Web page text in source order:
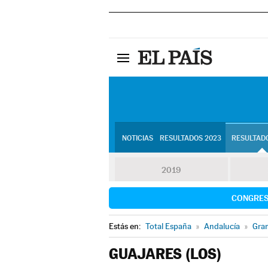
NOTICIAS RESULTADOS 2023
2019
Estás en: Total España » Andalucía »
GUAJARES (LOS)